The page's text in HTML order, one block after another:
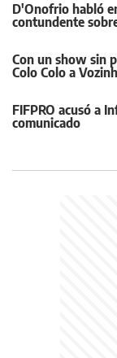
D'Onofrio habló
contundente
Con un show sin
Colo Colo a
FIFPRO acusó a
comunicado